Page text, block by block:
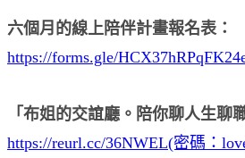
六個月的線上陪伴計畫報名表：
https://forms.gle/
「布姐的交誼廳。陪你聊人生聊
https://reurl.cc/36NWEL(密碼：